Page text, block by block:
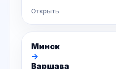
Открыть
Минск
→
Варшава